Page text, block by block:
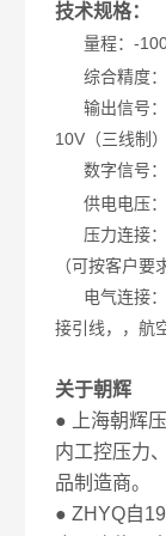
技术规格：
量程：-
综合精度：
输出信号：
10V（三线制）
数字信号
供电电压：
压力连接：
（可按客户要
电气连接：
接引线，，航
关于朝辉
● 上海朝辉
内工控压力
品制造商。
● ZHYQ自